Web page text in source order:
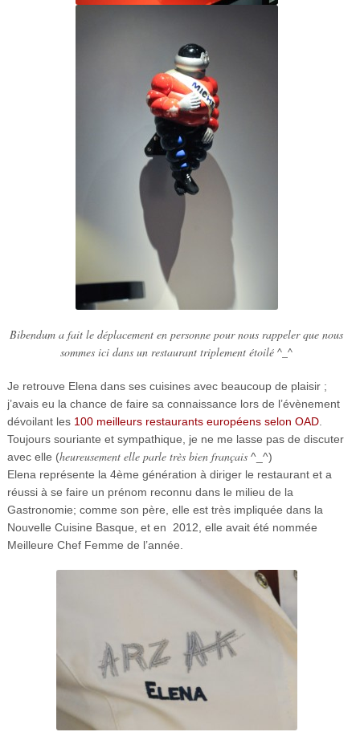
Bibendum a fait le déplacement en personne pour nous rappeler que nous
sommes ici dans un restaurant triplement étoilé ^_^
Je retrouve Elena dans ses cuisines avec beaucoup de plaisir ;
j’avais eu la chance de faire sa connaissance lors de l’évènement
dévoilant les 100 meilleurs restaurants européens selon OAD.
Toujours souriante et sympathique, je ne me lasse pas de discuter
avec elle (heureusement elle parle très bien français^_^)
Elena représente la 4ème génération à diriger le restaurant et a
réussi à se faire un prénom reconnu dans le milieu de la
Gastronomie; comme son père, elle est très impliquée dans la
Nouvelle Cuisine Basque, et en 2012, elle avait été nommée
Meilleure Chef Femme de l’année.